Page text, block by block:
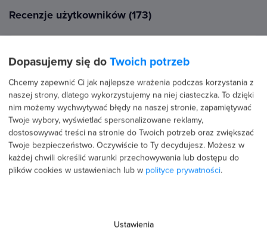
Recenzje użytkowników (173)
9 czerwca 2026 Potwierdzona transakcja
Patryk Czapliński
PROFIL PUBLICZNY
5.0
Świetny kurs
Dopasujemy się do Twoich potrzeb
Chcemy zapewnić Ci jak najlepsze wrażenia podczas korzystania z
naszej strony, dlatego wykorzystujemy na niej ciasteczka. To dzięki
nim możemy wychwytywać błędy na naszej stronie, zapamiętywać
Twoje wybory, wyświetlać spersonalizowane reklamy,
dostosowywać treści na stronie do Twoich potrzeb oraz zwiększać
Twoje bezpieczeństwo. Oczywiście to Ty decydujesz. Możesz w
każdej chwili określić warunki przechowywania lub dostępu do
plików cookies w ustawieniach lub w polityce prywatności.
Ustawienia